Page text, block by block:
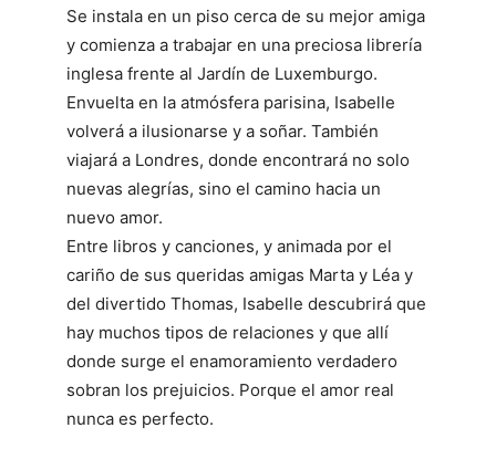
Se instala en un piso cerca de su mejor amiga
y comienza a trabajar en una preciosa librería
inglesa frente al Jardín de Luxemburgo.
Envuelta en la atmósfera parisina, Isabelle
volverá a ilusionarse y a soñar. También
viajará a Londres, donde encontrará no solo
nuevas alegrías, sino el camino hacia un
nuevo amor.
Entre libros y canciones, y animada por el
cariño de sus queridas amigas Marta y Léa y
del divertido Thomas, Isabelle descubrirá que
hay muchos tipos de relaciones y que allí
donde surge el enamoramiento verdadero
sobran los prejuicios. Porque el amor real
nunca es perfecto.